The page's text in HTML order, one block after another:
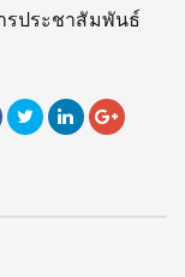
รประชาสัมพันธ์